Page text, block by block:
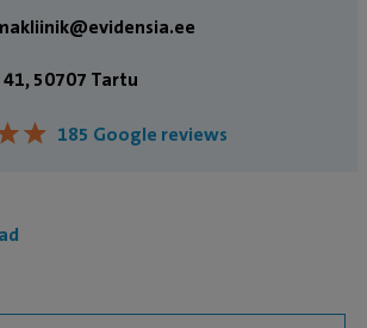
– 24/7.
50707 Tartu
★
★ 185 Google reviews